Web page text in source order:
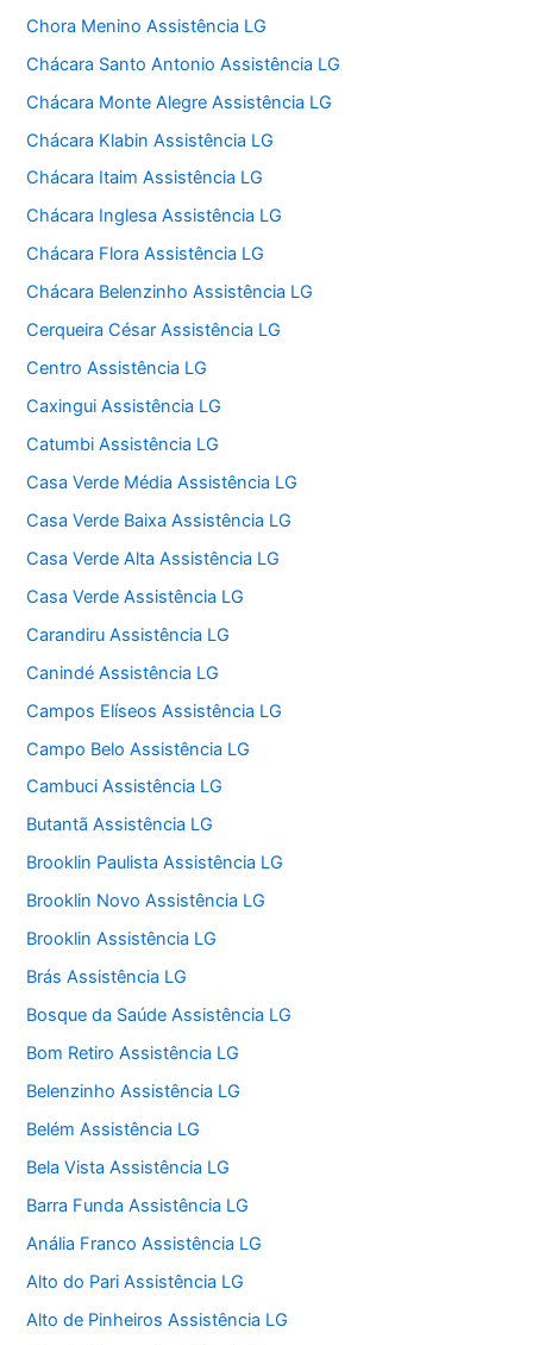
Chora Menino Assistência LG
Chácara Santo Antonio Assistência LG
Chácara Monte Alegre Assistência LG
Chácara Klabin Assistência LG
Chácara Itaim Assistência LG
Chácara Inglesa Assistência LG
Chácara Flora Assistência LG
Chácara Belenzinho Assistência LG
Cerqueira César Assistência LG
Centro Assistência LG
Caxingui Assistência LG
Catumbi Assistência LG
Casa Verde Média Assistência LG
Casa Verde Baixa Assistência LG
Casa Verde Alta Assistência LG
Casa Verde Assistência LG
Carandiru Assistência LG
Canindé Assistência LG
Campos Elíseos Assistência LG
Campo Belo Assistência LG
Cambuci Assistência LG
Butantã Assistência LG
Brooklin Paulista Assistência LG
Brooklin Novo Assistência LG
Brooklin Assistência LG
Brás Assistência LG
Bosque da Saúde Assistência LG
Bom Retiro Assistência LG
Belenzinho Assistência LG
Belém Assistência LG
Bela Vista Assistência LG
Barra Funda Assistência LG
Anália Franco Assistência LG
Alto do Pari Assistência LG
Alto de Pinheiros Assistência LG